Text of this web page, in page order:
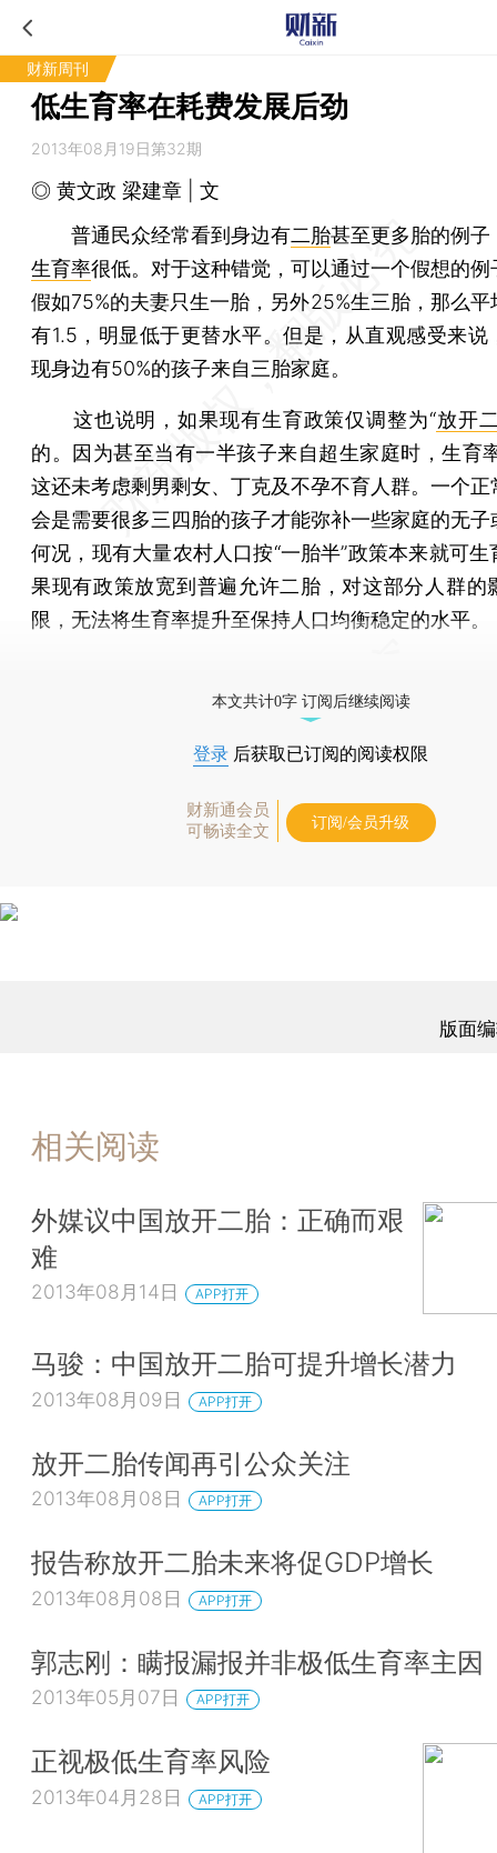
财新周刊
低生育率在耗费发展后劲
2013年08月19日第32期
◎ 黄文政 梁建章 | 文
普通民众经常看到身边有二胎甚至更多胎的例子
生育率很低。对于这种错觉，可以通过一个假想的例
假如75%的夫妻只生一胎，另外25%生三胎，那么平
有1.5，明显低于更替水平。但是，从直观感受来说
现身边有50%的孩子来自三胎家庭。
这也说明，如果现有生育政策仅调整为“放开
的。因为甚至当有一半孩子来自超生家庭时，生育
这还未考虑剩男剩女、丁克及不孕不育人群。一个正
会是需要很多三四胎的孩子才能弥补一些家庭的无子
何况，现有大量农村人口按“一胎半”政策本来就可生
果现有政策放宽到普遍允许二胎，对这部分人群的
限，无法将生育率提升至保持人口均衡稳定的水平。
本文共计0字 订阅后继续阅读
登录 后获取已订阅的阅读权限
财新通会员
可畅读全文
订阅/会员升级
版面
相关阅读
外媒议中国放开二胎：正确而艰
难
2013年08月14日 APP打开
马骏：中国放开二胎可提升增长潜力
2013年08月09日 APP打开
放开二胎传闻再引公众关注
2013年08月08日 APP打开
报告称放开二胎未来将促GDP增长
2013年08月08日 APP打开
郭志刚：瞒报漏报并非极低生育率主因
2013年05月07日 APP打开
正视极低生育率风险
2013年04月28日 APP打开